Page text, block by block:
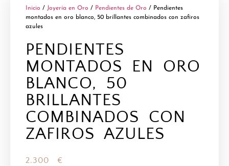
Inicio / Joyería en Oro / Pendientes de Oro / Pendientes
montados en oro blanco, 50 brillantes combinados con zafiros
azules
PENDIENTES
MONTADOS EN ORO
BLANCO, 50
BRILLANTES
COMBINADOS CON
ZAFIROS AZULES
2.300 €